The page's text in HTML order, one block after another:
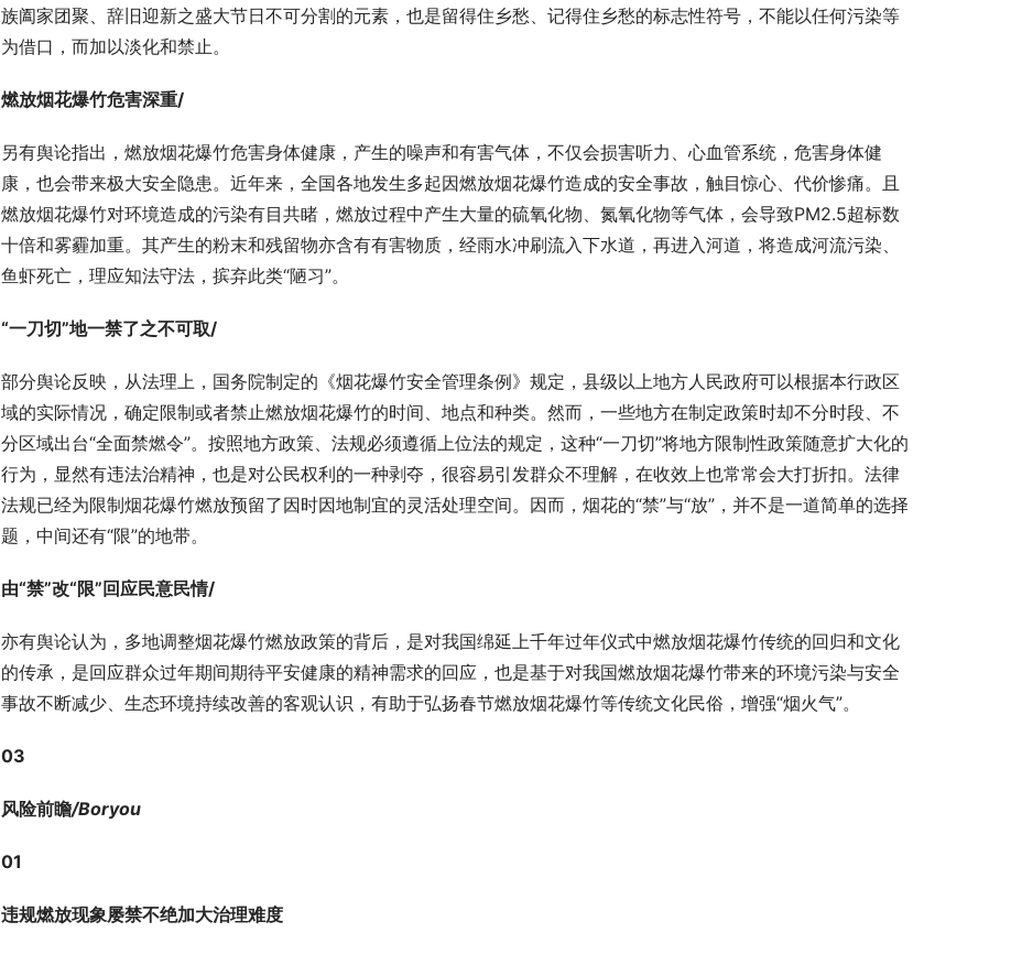
族阖家团聚、辞旧迎新之盛大节日不可分割的元素，也是留得住乡愁、记得住乡愁的标志性符号，不能以任何污染等
为借口，而加以淡化和禁止。
燃放烟花爆竹危害深重/
另有舆论指出，燃放烟花爆竹危害身体健康，产生的噪声和有害气体，不仅会损害听力、心血管系统，危害身体健
康，也会带来极大安全隐患。近年来，全国各地发生多起因燃放烟花爆竹造成的安全事故，触目惊心、代价惨痛。且
燃放烟花爆竹对环境造成的污染有目共睹，燃放过程中产生大量的硫氧化物、氮氧化物等气体，会导致PM2.5超标数
十倍和雾霾加重。其产生的粉末和残留物亦含有有害物质，经雨水冲刷流入下水道，再进入河道，将造成河流污染、
鱼虾死亡，理应知法守法，摈弃此类“陋习”。
“一刀切”地一禁了之不可取/
部分舆论反映，从法理上，国务院制定的《烟花爆竹安全管理条例》规定，县级以上地方人民政府可以根据本行政区
域的实际情况，确定限制或者禁止燃放烟花爆竹的时间、地点和种类。然而，一些地方在制定政策时却不分时段、不
分区域出台“全面禁燃令”。按照地方政策、法规必须遵循上位法的规定，这种“一刀切”将地方限制性政策随意扩大化的
行为，显然有违法治精神，也是对公民权利的一种剥夺，很容易引发群众不理解，在收效上也常常会大打折扣。法律
法规已经为限制烟花爆竹燃放预留了因时因地制宜的灵活处理空间。因而，烟花的“禁”与“放”，并不是一道简单的选择
题，中间还有“限”的地带。
由“禁”改“限”回应民意民情/
亦有舆论认为，多地调整烟花爆竹燃放政策的背后，是对我国绵延上千年过年仪式中燃放烟花爆竹传统的回归和文化
的传承，是回应群众过年期间期待平安健康的精神需求的回应，也是基于对我国燃放烟花爆竹带来的环境污染与安全
事故不断减少、生态环境持续改善的客观认识，有助于弘扬春节燃放烟花爆竹等传统文化民俗，增强“烟火气”。
03
风险前瞻/Boryou
01
违规燃放现象屡禁不绝加大治理难度